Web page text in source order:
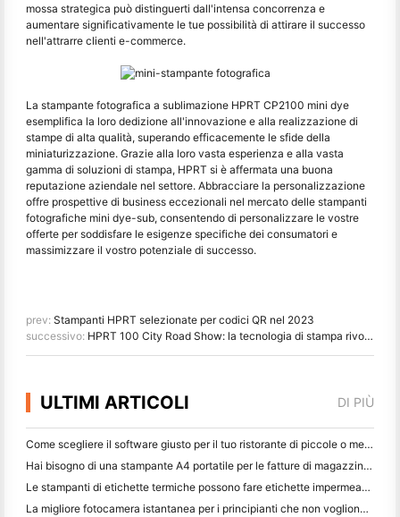
mossa strategica può distinguerti dall'intensa concorrenza e
aumentare significativamente le tue possibilità di attirare il successo
nell'attrarre clienti e-commerce.
La stampante fotografica a sublimazione HPRT CP2100 mini dye
esemplifica la loro dedizione all'innovazione e alla realizzazione di
stampe di alta qualità, superando efficacemente le sfide della
miniaturizzazione. Grazie alla loro vasta esperienza e alla vasta
gamma di soluzioni di stampa, HPRT si è affermata una buona
reputazione aziendale nel settore. Abbracciare la personalizzazione
offre prospettive di business eccezionali nel mercato delle stampanti
fotografiche mini dye-sub, consentendo di personalizzare le vostre
offerte per soddisfare le esigenze specifiche dei consumatori e
massimizzare il vostro potenziale di successo.
prev: Stampanti HPRT selezionate per codici QR nel 2023
successivo: HPRT 100 City Road Show: la tecnologia di stampa rivoluzionaria
ULTIMI ARTICOLI DI PIÙ
Come scegliere il software giusto per il tuo ristorante di piccole o medie dimensioni
Hai bisogno di una stampante A4 portatile per le fatture di magazzino? Cosa funziona davvero
Le stampanti di etichette termiche possono fare etichette impermeabili per prodotti di piccole imprese?
La migliore fotocamera istantanea per i principianti che non vogliono sprecare carta